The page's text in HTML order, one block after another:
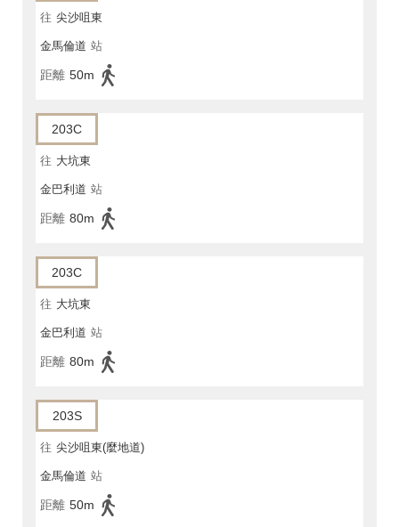
往 尖沙咀東
金馬倫道 站
距離 50m
203C
往 大坑東
金巴利道 站
距離 80m
203C
往 大坑東
金巴利道 站
距離 80m
203S
往 尖沙咀東(麼地道)
金馬倫道 站
距離 50m